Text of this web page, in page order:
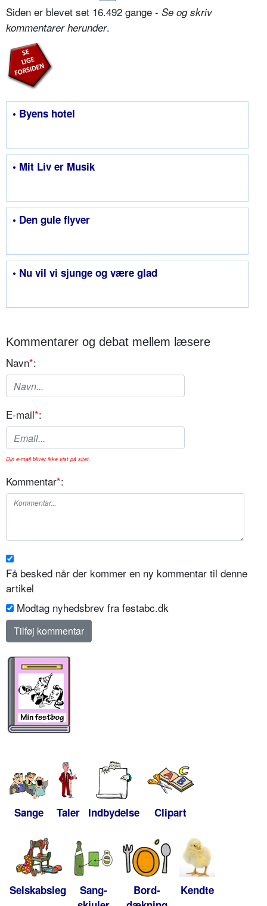
Siden er blevet set 16.492 gange - Se og skriv
kommentarer herunder.
• Byens hotel
• Mit Liv er Musik
• Den gule flyver
• Nu vil vi sjunge og være glad
Kommentarer og debat mellem læsere
Navn*:
E-mail*:
Din e-mail bliver ikke vist på sitet.
Kommentar*:
Få besked når der kommer en ny kommentar til denne
artikel
Modtag nyhedsbrev fra festabc.dk
Sange Taler Indbydelse Clipart
Selskabsleg
Sang-
Bord-
Kendte